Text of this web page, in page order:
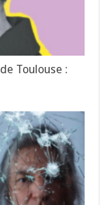
Toulouse :